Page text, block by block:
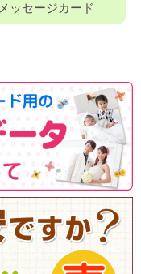
メッセージカード